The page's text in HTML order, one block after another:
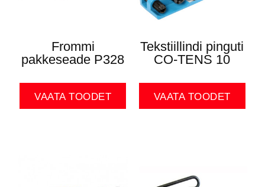
Frommi
pakkeseade P328
VAATA TOODET
Tekstiillindi pinguti
CO-TENS 10
VAATA TOODET